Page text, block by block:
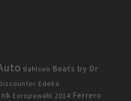
Bahlsen Beats by Dr
Edeka
Europawahl 2014 Ferrero